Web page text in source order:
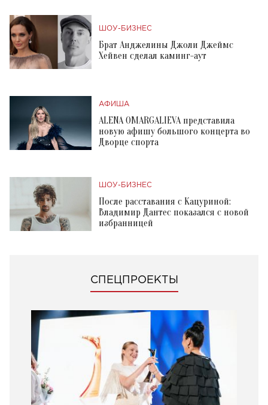
ШОУ-БИЗНЕС
Брат Анджелины Джоли Джеймс
Хейвен сделал каминг-аут
АФИША
ALENA OMARGALIEVA представила
новую афишу большого концерта во
Дворце спорта
ШОУ-БИЗНЕС
После расставания с Кацуриной:
Владимир Дантес показался с новой
избранницей
СПЕЦПРОЕКТЫ